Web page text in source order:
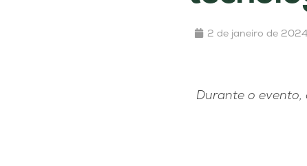
2 de janeiro de 2024
Durante o evento,